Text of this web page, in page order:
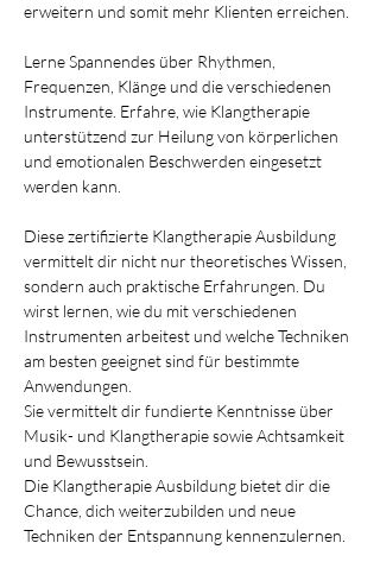
erweitern und somit mehr Klienten erreichen.
Lerne Spannendes über Rhythmen,
Frequenzen, Klänge und die verschiedenen
Instrumente. Erfahre, wie Klangtherapie
unterstützend zur Heilung von körperlichen
und emotionalen Beschwerden eingesetzt
werden kann.
Diese zertifizierte Klangtherapie Ausbildung
vermittelt dir nicht nur theoretisches Wissen,
sondern auch praktische Erfahrungen. Du
wirst lernen, wie du mit verschiedenen
Instrumenten arbeitest und welche Techniken
am besten geeignet sind für bestimmte
Anwendungen.
Sie vermittelt dir fundierte Kenntnisse über
Musik- und Klangtherapie sowie Achtsamkeit
und Bewusstsein.
Die Klangtherapie Ausbildung bietet dir die
Chance, dich weiterzubilden und neue
Techniken der Entspannung kennenzulernen.